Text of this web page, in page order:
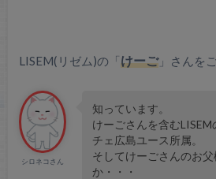
LISEM(リゼム)の「けーご」さんを
シロネコさん
知っています。
けーごさんを含む
チェ広島ユース所属。
そしてけーごさんのお
か・・・